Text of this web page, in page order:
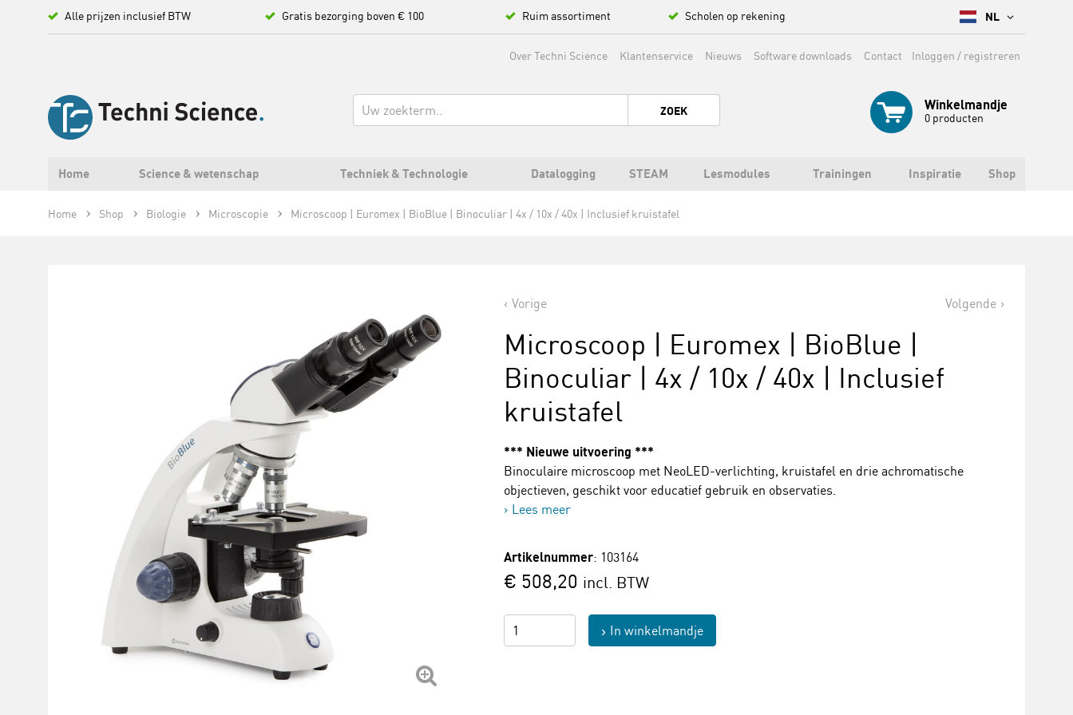
Alle prijzen inclusief BTW Gratis bezorging boven € 100 Ruim assortiment Scholen op rekening NL
Inloggen / registreren
Over Techni Science Klantenservice Nieuws Software downloads Contact
Winkelmandje
0 producten
ZOEK
Home Science & wetenschap Techniek & Technologie Datalogging STEAM Lesmodules Trainingen Inspiratie Shop
Home Shop Biologie Microscopie Microscoop | Euromex | BioBlue | Binoculiar | 4x / 10x / 40x | Inclusief kruistafel
Vorige Volgende
Microscoop | Euromex | BioBlue |
Binoculiar | 4x / 10x / 40x | Inclusief
kruistafel
*** Nieuwe uitvoering ***
Binoculaire microscoop met NeoLED-verlichting, kruistafel en drie achromatische
objectieven, geschikt voor educatief gebruik en observaties.
Lees meer
Artikelnummer: 103164
€ 508,20 incl. BTW
In winkelmandje